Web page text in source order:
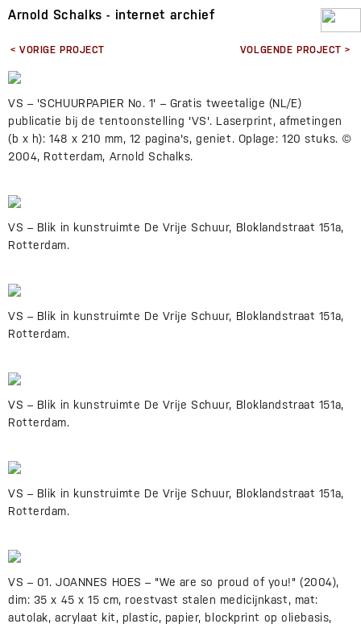
Arnold Schalks - internet archief
< VORIGE PROJECT VOLGENDE PROJECT >
VS – 'SCHUURPAPIER No. 1' – Gratis tweetalige (NL/E)
publicatie bij de tentoonstelling 'VS'. Laserprint, afmetingen
(b x h): 148 x 210 mm, 12 pagina's, geniet. Oplage: 120 stuks. ©
2004, Rotterdam, Arnold Schalks.
VS – Blik in kunstruimte De Vrije Schuur, Bloklandstraat 151a,
Rotterdam.
VS – Blik in kunstruimte De Vrije Schuur, Bloklandstraat 151a,
Rotterdam.
VS – Blik in kunstruimte De Vrije Schuur, Bloklandstraat 151a,
Rotterdam.
VS – Blik in kunstruimte De Vrije Schuur, Bloklandstraat 151a,
Rotterdam.
VS – 01. JOANNES HOES – "We are so proud of you!" (2004),
dim: 35 x 45 x 15 cm, roestvast stalen medicijnkast, mat:
autolak, acrylaat kit, plastic, papier, blockprint op oliebasis,